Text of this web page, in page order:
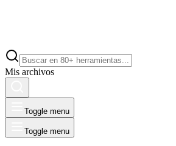
Mis archivos
Toggle menu
Toggle menu